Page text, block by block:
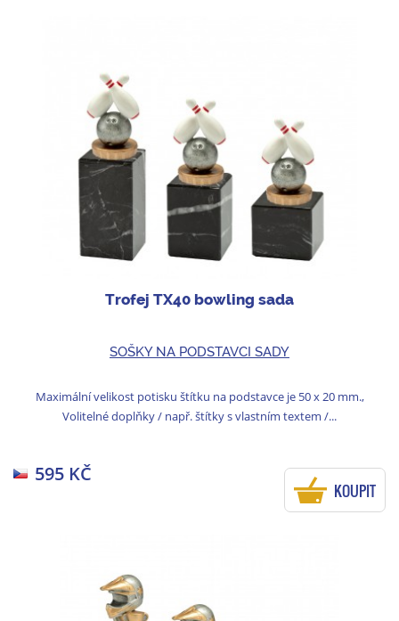
Trofej TX40 bowling sada
SOŠKY NA PODSTAVCI SADY
Maximální velikost potisku štítku na podstavce je 50 x 20 mm.,
Volitelné doplňky / např. štítky s vlastním textem /...
595 KČ
KOUPIT